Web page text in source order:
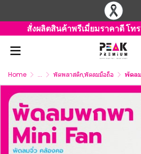
สั่งผลิตสินค้าพรีเมี่ยมราคาดี โท
Home ... พัดพลาสติก,พัดลมมือถือ พัดลมพกพ